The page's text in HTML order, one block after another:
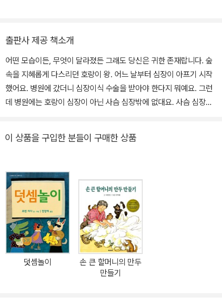
다. 이메일 icc34@hanmail.net
출판사 제공 책소개
어떤 모습이든, 무엇이 달라졌든 그래도 당신은 귀한 존재랍니다. 숲
속을 지혜롭게 다스리던 호랑이 왕. 어느 날부터 심장이 아프기 시작
했어요. 병원에 갔더니 심장이식 수술을 받아야 한다지 뭐예요. 그런
데 병원에는 호랑이 심장이 아닌 사슴 심장밖에 없대요. 사슴 심장을
으로, 존경받을 수 있을까요? 깊은 숲 속에 호랑이 왕이 있었습니다.
던 어느 날, 호랑이는 심장이 조여드는 느낌을 받았습니다. 호랑이는
밤늦게 조용히 부엉이 의사를 찾아갔습니다. 진찰을 한 부엉이 의사
는 호랑이 심장에 문제가 있다고 말합니다. 지금 당장 심장이식을 해
야 한다며, 그렇지 않으면 목숨을 잃을 수도 있다고 말합니다. 호랑이
는 그럼 당장 수술을 하라고 하지만 부엉이는 순간 망설입니다. “문제
가 하나 있습니다. 이식수술을 할 수 있는 호랑이 심장이 없습니다. 그
러나 호랑이 왕님이 살 수 있는 방법이 하나 있습니다.” 수술을 할 호
랑이 심장은 없지만 살 방법은 있다는데 무엇을 마다하겠습니까? 호
이 상품을 구입한 분들이 구매한 상품
덧셈놀이
손 큰 할머니의 만두
만들기